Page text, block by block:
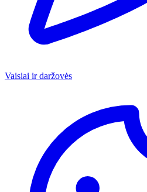
Vaisiai ir daržovės